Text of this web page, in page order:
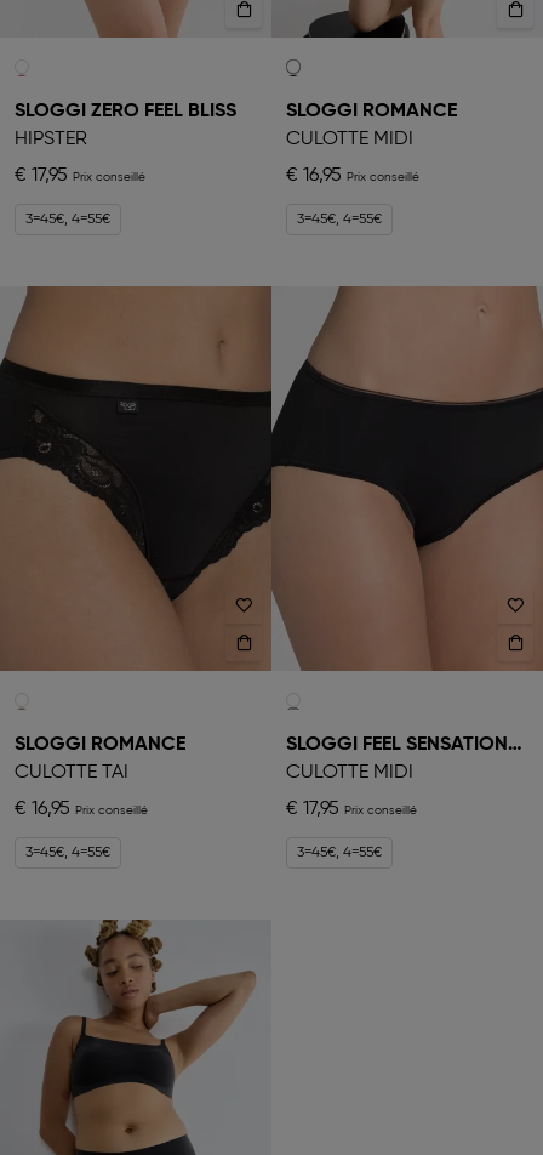
SLOGGI ZERO FEEL BLISS
HIPSTER
€ 17,95
3=45€, 4=55€
SLOGGI ROMANCE
CULOTTE MIDI
€ 16,95
3=45€, 4=55€
SLOGGI ROMANCE
CULOTTE TAI
€ 16,95
3=45€, 4=55€
SLOGGI FEEL SENSATIONAL
CULOTTE MIDI
€ 17,95
3=45€, 4=55€